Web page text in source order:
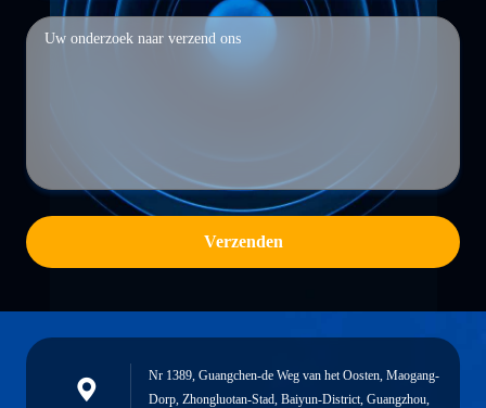
Verzenden
Nr 1389, Guangchen-de Weg van het Oosten, Maogang-
Dorp, Zhongluotan-Stad, Baiyun-District, Guangzhou,